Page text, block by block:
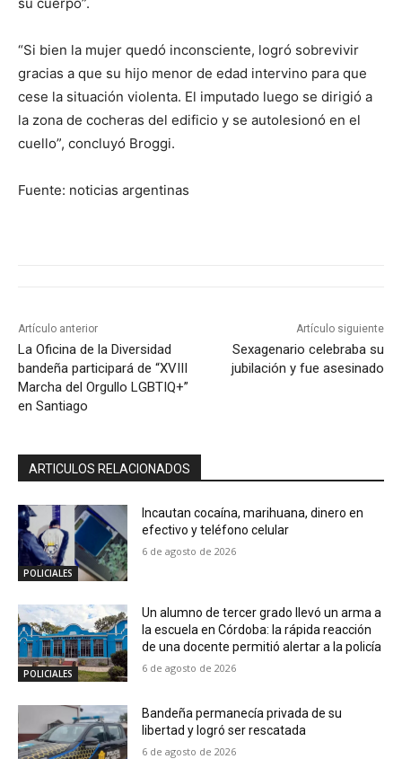
“Si bien la mujer quedó inconsciente, logró sobrevivir
gracias a que su hijo menor de edad intervino para que
cese la situación violenta. El imputado luego se dirigió a
la zona de cocheras del edificio y se autolesionó en el
cuello”, concluyó Broggi.
Fuente: noticias argentinas
Artículo anterior
La Oficina de la Diversidad
bandeña participará de “XVIII
Marcha del Orgullo LGBTIQ+”
en Santiago
Artículo siguiente
Sexagenario celebraba su
jubilación y fue asesinado
ARTICULOS RELACIONADOS
POLICIALES
Incautan cocaína, marihuana, dinero en
efectivo y teléfono celular
6 de agosto de 2026
POLICIALES
Un alumno de tercer grado llevó un arma a
la escuela en Córdoba: la rápida reacción
de una docente permitió alertar a la policía
6 de agosto de 2026
Bandeña permanecía privada de su
libertad y logró ser rescatada
6 de agosto de 2026